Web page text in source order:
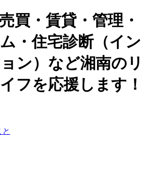
買・賃貸・管理・
・住宅診断（イン
ン）など湘南のリ
フを応援します！